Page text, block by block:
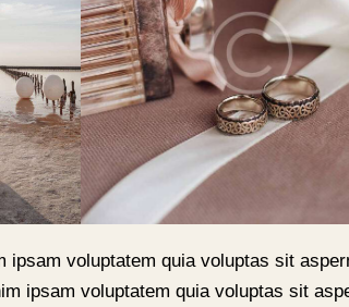
ipsam voluptatem quia voluptas sit
ipsam voluptatem quia voluptas sit